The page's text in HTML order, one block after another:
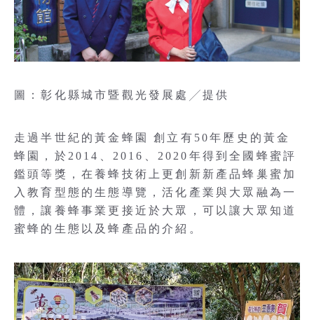
圖：彰化縣城市暨觀光發展處╱提供
走過半世紀的黃金蜂園 創立有50年歷史的黃金
蜂園，於2014、2016、2020年得到全國蜂蜜評
鑑頭等獎，在養蜂技術上更創新新產品蜂巢蜜加
入教育型態的生態導覽，活化產業與大眾融為一
體，讓養蜂事業更接近於大眾，可以讓大眾知道
蜜蜂的生態以及蜂產品的介紹。